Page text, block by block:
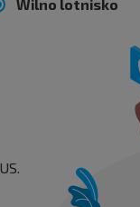
Wilno lotnisko